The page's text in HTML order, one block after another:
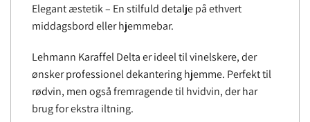
Elegant æstetik – En stilfuld detalje på ethvert
middagsbord eller hjemmebar.
Lehmann Karaffel Delta er ideel til vinelskere, der
ønsker professionel dekantering hjemme. Perfekt til
rødvin, men også fremragende til hvidvin, der har
brug for ekstra iltning.